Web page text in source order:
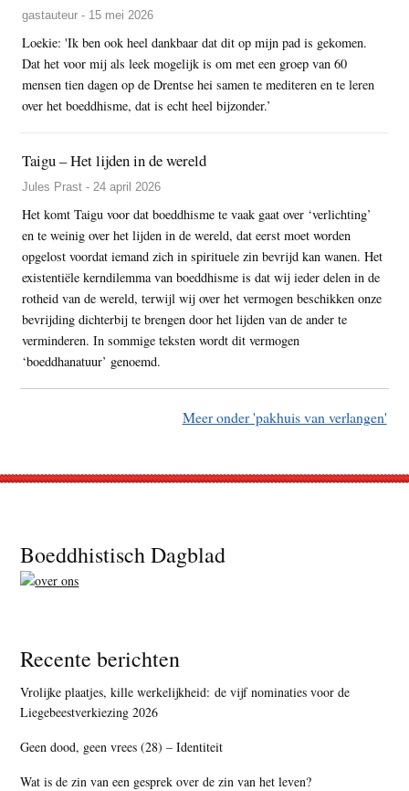
gastauteur - 15 mei 2026
Loekie: 'Ik ben ook heel dankbaar dat dit op mijn pad is gekomen.
Dat het voor mij als leek mogelijk is om met een groep van 60
mensen tien dagen op de Drentse hei samen te mediteren en te leren
over het boeddhisme, dat is echt heel bijzonder.’
Taigu – Het lijden in de wereld
Jules Prast - 24 april 2026
Het komt Taigu voor dat boeddhisme te vaak gaat over ‘verlichting’
en te weinig over het lijden in de wereld, dat eerst moet worden
opgelost voordat iemand zich in spirituele zin bevrijd kan wanen. Het
existentiële kerndilemma van boeddhisme is dat wij ieder delen in de
rotheid van de wereld, terwijl wij over het vermogen beschikken onze
bevrijding dichterbij te brengen door het lijden van de ander te
verminderen. In sommige teksten wordt dit vermogen
‘boeddhanatuur’ genoemd.
Meer onder 'pakhuis van verlangen'
Footer
Boeddhistisch Dagblad
Recente berichten
Vrolijke plaatjes, kille werkelijkheid: de vijf nominaties voor de
Liegebeestverkiezing 2026
Geen dood, geen vrees (28) – Identiteit
Wat is de zin van een gesprek over de zin van het leven?